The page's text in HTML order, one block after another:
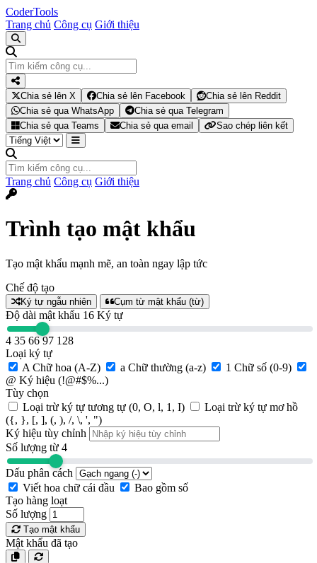
CoderTools
Trang chủ Công cụ Giới thiệu
Chia sẻ lên X Chia sẻ lên Facebook
Chia sẻ lên Reddit
Chia sẻ qua WhatsApp
Chia sẻ qua Telegram
Chia sẻ qua Teams
Chia sẻ qua email Sao chép liên kết
Trang chủ Công cụ Giới thiệu
Trình tạo mật khẩu
Tạo mật khẩu mạnh mẽ, an toàn ngay lập tức
Chế độ tạo
Ký tự ngẫu nhiên Cụm từ mật khẩu (từ)
Độ dài mật khẩu 16 Ký tự
4 35 66 97 128
Loại ký tự
A Chữ hoa (A-Z) a Chữ thường (a-z) 1 Chữ số (0-9)
@ Ký hiệu (!@#$%...)
Tùy chọn
Loại trừ ký tự tương tự (0, O, l, 1, I)
Loại trừ ký tự mơ hồ
({, }, [, ], (, ), /, \, ', ")
Ký hiệu tùy chỉnh
Số lượng từ 4
Dấu phân cách
Viết hoa chữ cái đầu
Bao gồm số
Tạo hàng loạt
Số lượng
Tạo mật khẩu
Mật khẩu đã tạo